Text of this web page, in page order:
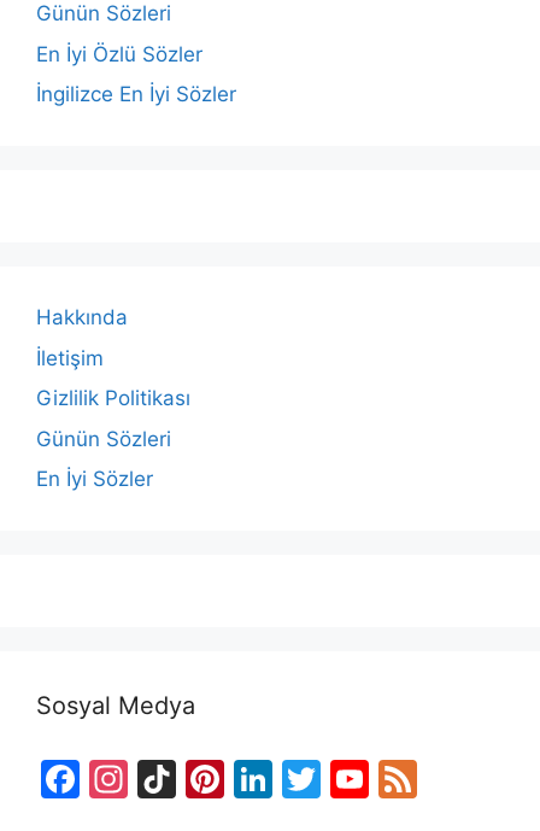
Günün Sözleri
En İyi Özlü Sözler
İngilizce En İyi Sözler
Hakkında
İletişim
Gizlilik Politikası
Günün Sözleri
En İyi Sözler
Sosyal Medya
F
In Ti Pi Li T
Y